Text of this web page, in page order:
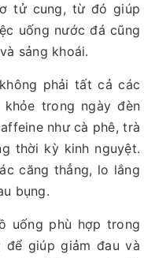
tử cung, từ đó giúp
uống nước đá cũng
sảng khoái.
phải tất cả các
trong ngày đèn
như cà phê, trà
thời kỳ kinh nguyệt.
căng thẳng, lo lắng
bụng.
uống phù hợp trong
giúp giảm đau và